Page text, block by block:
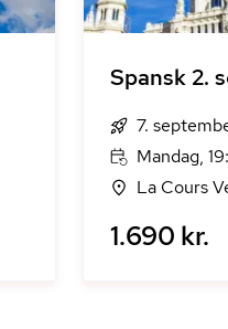
Spansk 2.
7.
Mandag,
La Cours
1.690 kr.